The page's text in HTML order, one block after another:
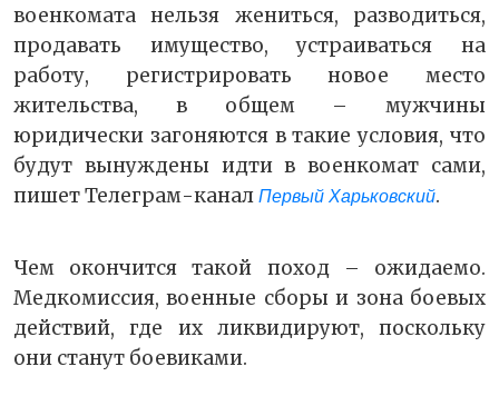
военкомата нельзя жениться, разводиться,
продавать имущество, устраиваться на
работу, регистрировать новое место
жительства, в общем – мужчины
юридически загоняются в такие условия, что
будут вынуждены идти в военкомат сами,
пишет Телеграм-канал Первый Харьковский.
Чем окончится такой поход – ожидаемо.
Медкомиссия, военные сборы и зона боевых
действий, где их ликвидируют, поскольку
они станут боевиками.